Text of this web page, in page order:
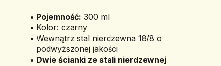
Pojemność: 300 ml
Kolor: czarny
Wewnątrz stal nierdzewna 18/8 o
podwyższonej jakości
Dwie ścianki ze stali nierdzewnej